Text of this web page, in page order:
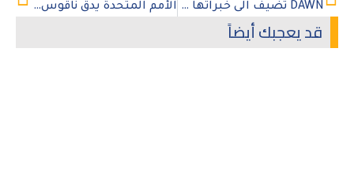
DAWN تضيف الى خبراتها خمسة زملاء جدد غير مقيمين الأمم المتحدة يدق ناقوس الخطر من دور الذكاء الاصطناعي في نشر المعلومات المضللة والكراهية
قد يعجبك أيضاً